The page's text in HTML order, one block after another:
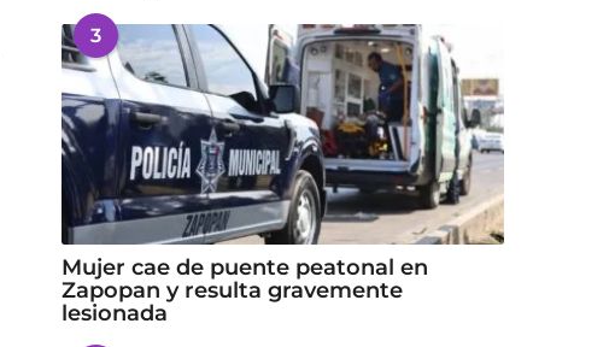
3
Mujer cae de puente peatonal en
Zapopan y resulta gravemente
lesionada